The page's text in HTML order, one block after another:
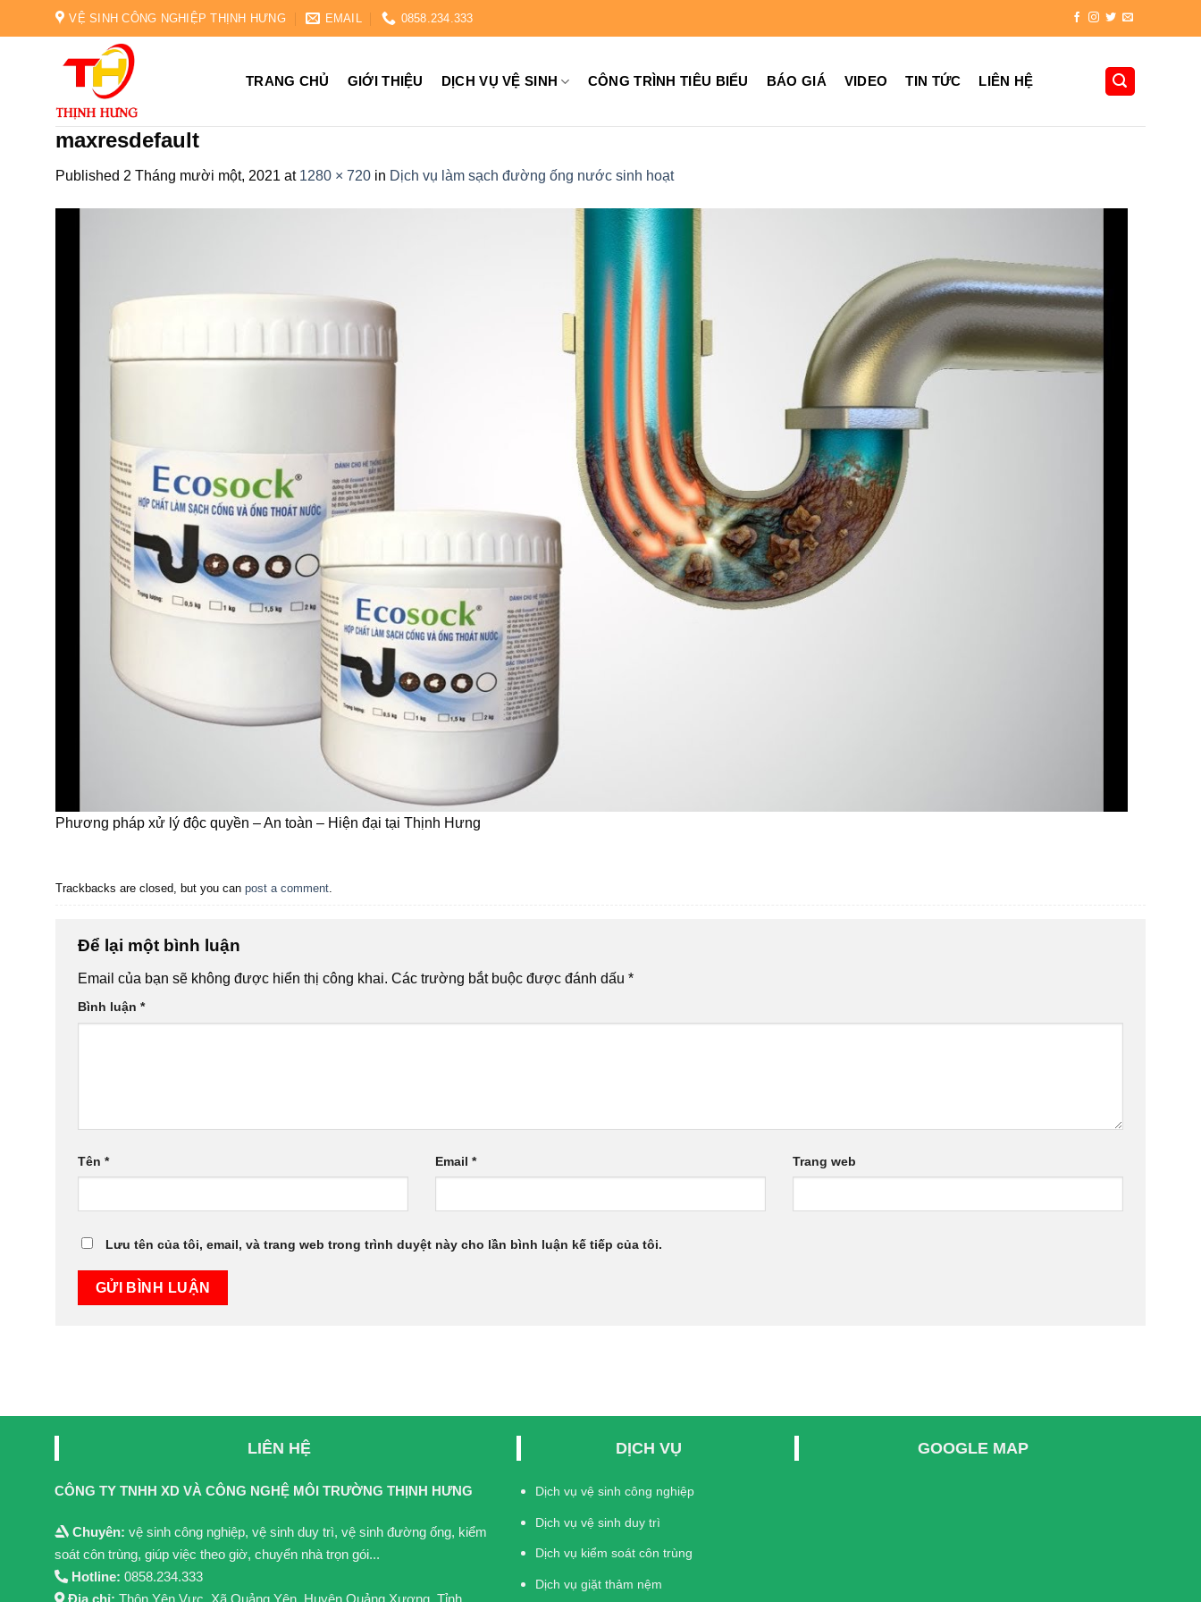
VỆ SINH CÔNG NGHIỆP THỊNH HƯNG EMAIL 0858.234.333
TRANG CHỦ GIỚI THIỆU DỊCH VỤ VỆ SINH CÔNG TRÌNH TIÊU BIỂU BÁO GIÁ VIDEO TIN TỨC LIÊN HỆ
maxresdefault
Published 2 Tháng mười một, 2021 at 1280 × 720 in Dịch vụ làm sạch đường ống nước sinh hoạt
Phương pháp xử lý độc quyền – An toàn – Hiện đại tại Thịnh Hưng
Trackbacks are closed, but you can post a comment.
Để lại một bình luận
Email của bạn sẽ không được hiển thị công khai. Các trường bắt buộc được đánh dấu *
Bình luận *
Tên * Email * Trang web
Lưu tên của tôi, email, và trang web trong trình duyệt này cho lần bình luận kế tiếp của tôi.
LIÊN HỆ
CÔNG TY TNHH XD VÀ CÔNG NGHỆ MÔI TRƯỜNG THỊNH HƯNG
Chuyên: vệ sinh công nghiệp, vệ sinh duy trì, vệ sinh đường ống, kiểm
soát côn trùng, giúp việc theo giờ, chuyển nhà trọn gói...
Hotline: 0858.234.333
Địa chỉ: Thôn Yên Vực, Xã Quảng Yên, Huyện Quảng Xương, Tỉnh
DỊCH VỤ
Dịch vụ vệ sinh công nghiệp
Dịch vụ vệ sinh duy trì
Dịch vụ kiểm soát côn trùng
Dịch vụ giặt thảm nệm
GOOGLE MAP